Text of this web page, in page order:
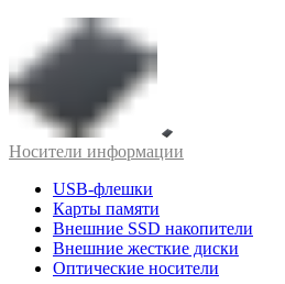
Носители информации
USB-флешки
Карты памяти
Внешние SSD накопители
Внешние жесткие диски
Оптические носители